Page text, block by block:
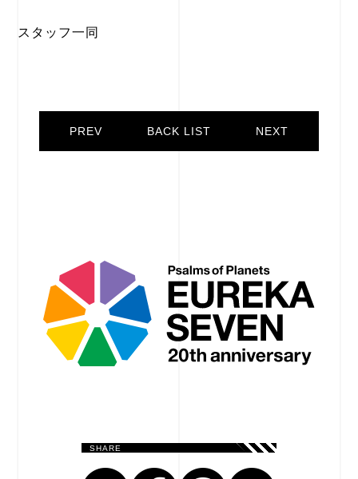
スタッフ一同
PREV BACK LIST NEXT
SHARE